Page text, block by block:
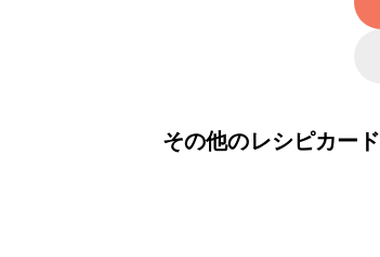
その他のレシピカード